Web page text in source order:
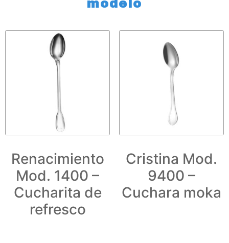
modelo
Renacimiento
Mod. 1400 –
Cucharita de
refresco
Cristina Mod.
9400 –
Cuchara moka